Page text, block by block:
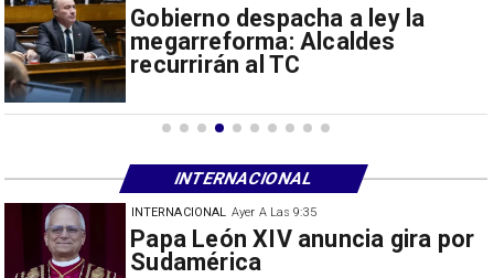
30/07/2026
Milei prohíbe ingreso de
extranjeros con mensajes de
INTERNACIONAL
Gobierno despacha a ley la
megarreforma: Alcaldes
recurrirán al TC
INTERNACIONAL